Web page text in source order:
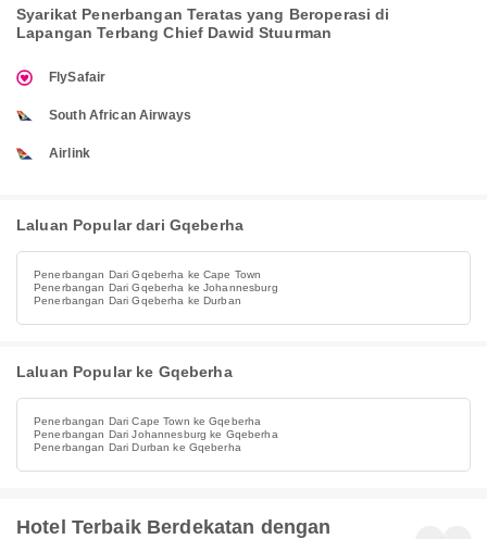
Syarikat Penerbangan Teratas yang Beroperasi di
Lapangan Terbang Chief Dawid Stuurman
FlySafair
South African Airways
Airlink
Laluan Popular dari Gqeberha
Penerbangan Dari Gqeberha ke Cape Town
Penerbangan Dari Gqeberha ke Johannesburg
Penerbangan Dari Gqeberha ke Durban
Laluan Popular ke Gqeberha
Penerbangan Dari Cape Town ke Gqeberha
Penerbangan Dari Johannesburg ke Gqeberha
Penerbangan Dari Durban ke Gqeberha
Hotel Terbaik Berdekatan dengan